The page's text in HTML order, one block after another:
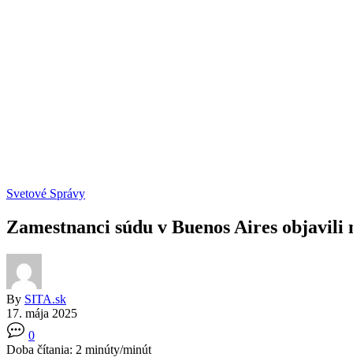
Svetové Správy
Zamestnanci súdu v Buenos Aires objavili
By SITA.sk
17. mája 2025
0
Doba čítania: 2 minúty/minút